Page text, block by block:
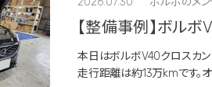
【整備事例】ボル
交換
本日はボルボV40クロスカン
走行距離は約13万kmです。